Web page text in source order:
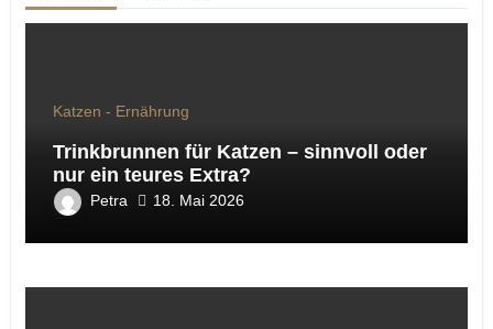
Katzen - Ernährung
Trinkbrunnen für Katzen – sinnvoll oder
nur ein teures Extra?
Petra 18. Mai 2026